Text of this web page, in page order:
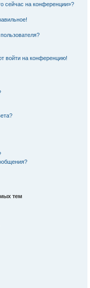
сейчас на конференции»?
войти на конференцию!
тем